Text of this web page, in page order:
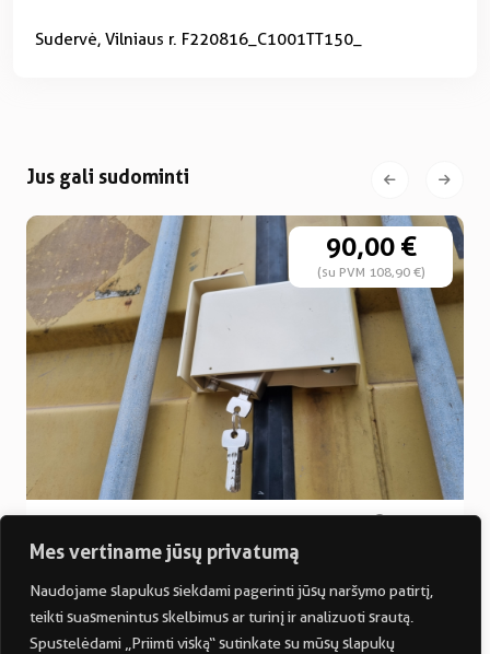
Mes vertiname jūsų privatumą
Naudojame slapukus siekdami pagerinti jūsų naršymo patirtį,
teikti suasmenintus skelbimus ar turinį ir analizuoti srautą.
Spustelėdami „Priimti viską“ sutinkate su mūsų slapukų
Sudervė, Vilniaus r. F220816_C1001TT150_
Jus gali sudominti
90,00 €
(su PVM 108,90 €)
Konteinerio spynos apsauga
0m
0m
0m
0m 0